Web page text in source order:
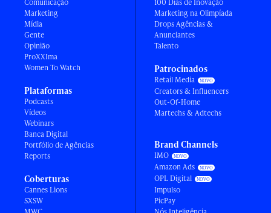
Comunicação
Marketing
Mídia
Gente
Opinião
ProXXIma
Women To Watch
Plataformas
Podcasts
Vídeos
Webinars
Banca Digital
Portfólio de Agências
Reports
Coberturas
Cannes Lions
SXSW
100 Dias de Inovação
Marketing na Olimpíada
Drops Agências &
Anunciantes
Talento
Patrocinados
Retail Media
Creators & Influencers
Out-Of-Home
Martechs & Adtechs
Brand Channels
IMO
Amazon Ads
OPL Digital
Impulso
PicPay